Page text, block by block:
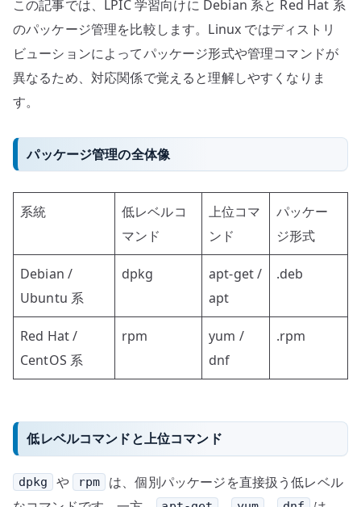
の
この記事では、LPIC 学習向けに Debian 系と Red Hat 系
のパッケージ管理を比較します。Linux ではディストリ
ビューションによってパッケージ形式や管理コマンドが
異なるため、対応関係で覚えると理解しやすくなりま
す。
パッケージ管理の全体像
系統
低レベルコ
マンド
上位コマ
ンド
パッケー
ジ形式
Debian /
Ubuntu 系
dpkg
apt-get /
apt
.deb
Red Hat /
CentOS 系
rpm
yum /
dnf
.rpm
低レベルコマンドと上位コマンド
dpkg や rpm
は、個別パッケージを直接扱う低レベル